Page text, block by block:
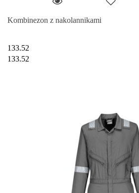
Kombinezon z nakolannikami
133.52
133.52